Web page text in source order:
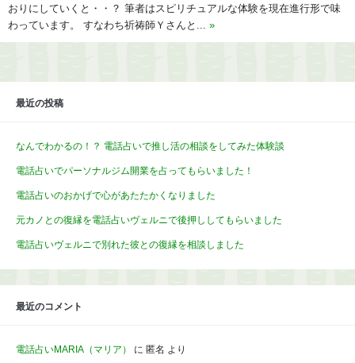
おりにしていくと・・？ 筆者はスピリチュアルな体験を現在進行形で味
わっています。 すなわち祈祷師Ｙさんと... »
最近の投稿
なんでわかるの！？ 電話占いで推し活の相談をしてみた体験談
電話占いでパーソナルジム開業を占ってもらいました！
電話占いのおかげで心があたたかくなりました
元カノとの復縁を電話占いヴェルニで後押ししてもらいました
電話占いヴェルニで別れた彼との復縁を相談しました
最近のコメント
電話占いMARIA（マリア） に 匿名 より